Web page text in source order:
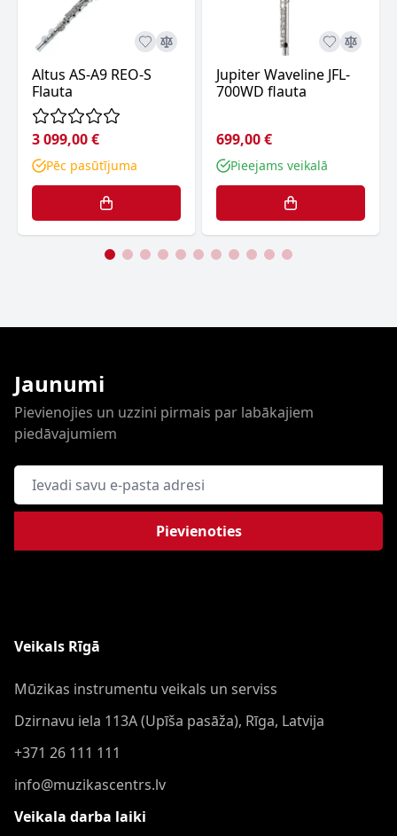
Altus AS-A9 REO-S
Flauta
3 099,00 €
Pēc pasūtījuma
Jupiter Waveline JFL-
700WD flauta
699,00 €
Pieejams veikalā
Jaunumi
Pievienojies un uzzini pirmais par labākajiem
piedāvajumiem
E-pasta adrese
Pievienoties
Veikals Rīgā
Mūzikas instrumentu veikals un serviss
Dzirnavu iela 113A (Upīša pasāža), Rīga, Latvija
+371 26 111 111
info@muzikascentrs.lv
Veikala darba laiki